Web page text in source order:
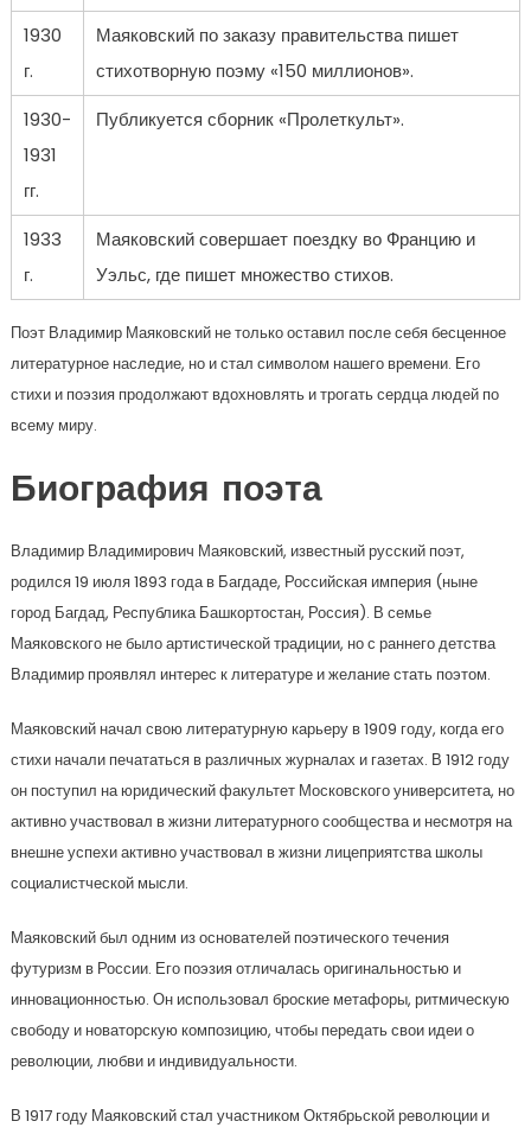
1930
г.
Маяковский по заказу правительства пишет
стихотворную поэму «150 миллионов».
1930-
1931
гг.
Публикуется сборник «Пролеткульт».
1933
г.
Маяковский совершает поездку во Францию и
Уэльс, где пишет множество стихов.
Поэт Владимир Маяковский не только оставил после себя бесценное
литературное наследие, но и стал символом нашего времени. Его
стихи и поэзия продолжают вдохновлять и трогать сердца людей по
всему миру.
Биография поэта
Владимир Владимирович Маяковский, известный русский поэт,
родился 19 июля 1893 года в Багдаде, Российская империя (ныне
город Багдад, Республика Башкортостан, Россия). В семье
Маяковского не было артистической традиции, но с раннего детства
Владимир проявлял интерес к литературе и желание стать поэтом.
Маяковский начал свою литературную карьеру в 1909 году, когда его
стихи начали печататься в различных журналах и газетах. В 1912 году
он поступил на юридический факультет Московского университета, но
активно участвовал в жизни литературного сообщества и несмотря на
внешне успехи активно участвовал в жизни лицеприятства школы
социалистческой мысли.
Маяковский был одним из основателей поэтического течения
футуризм в России. Его поэзия отличалась оригинальностью и
инновационностью. Он использовал броские метафоры, ритмическую
свободу и новаторскую композицию, чтобы передать свои идеи о
революции, любви и индивидуальности.
В 1917 году Маяковский стал участником Октябрьской революции и